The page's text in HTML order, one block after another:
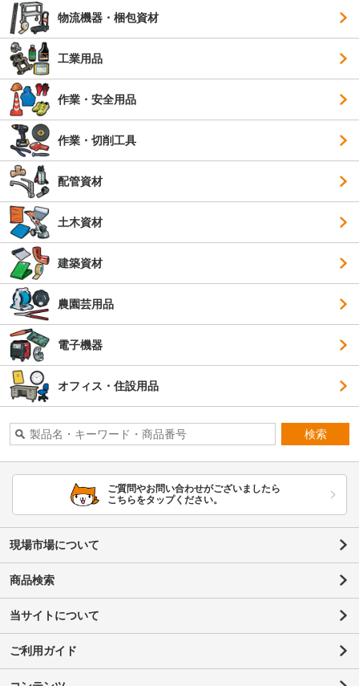
物流機器・梱包資材
工業用品
作業・安全用品
作業・切削工具
配管資材
土木資材
建築資材
農園芸用品
電子機器
オフィス・住設用品
検索
ご質問やお問い合わせがございましたら
こちらをタップください。
現場市場について
商品検索
当サイトについて
ご利用ガイド